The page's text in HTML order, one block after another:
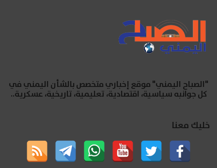
"الصباح اليمني" موقع إخباري متخصص بالشأن اليمني في
كل جوانبه سياسية، اقتصادية، تعليمية، تاريخية، عسكرية..
خليك معنا